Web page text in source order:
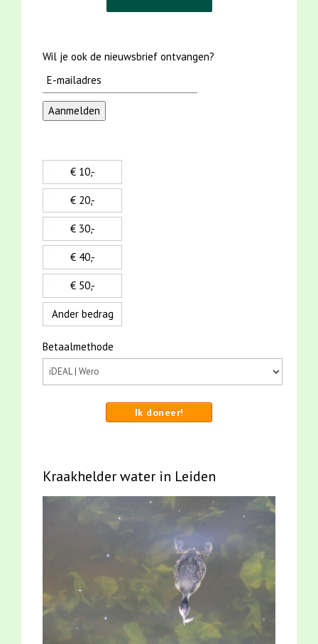
Wil je ook de nieuwsbrief ontvangen?
€ 10,-
€ 20,-
€ 30,-
€ 40,-
€ 50,-
Ander bedrag
Betaalmethode
Ik doneer!
Kraakhelder water in Leiden